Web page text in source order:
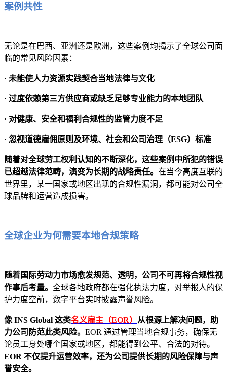
案例共性
无论是在巴西、亚洲还是欧洲，这些案例均揭示了全球公司面
临的常见风险因素：
· 未能使人力资源实践契合当地法律与文化
· 过度依赖第三方供应商或缺乏足够专业能力的本地团队
· 对健康、安全和福利合规性的监管力度不足
· 忽视道德雇佣原则及环境、社会和公司治理（ESG）标准
随着对全球劳工权利认知的不断深化，这些案例中所犯的错误
已超越法律范畴，演变为长期的战略责任。 在当今高度互联的
世界里，某一国家或地区出现的合规性漏洞，都可能对公司全
球品牌和运营造成损害。
全球企业为何需要本地合规策略
随着国际劳动力市场愈发规范、透明，公司不可再将合规性视
作事后考量。 全球各地政府都在强化执法力度，对举报人的保
护力度空前，数字平台实时披露声誉风险。
像 INS Global 这类名义雇主（EOR） 从根源上解决问题，助
力公司防范此类风险。 EOR 通过管理当地合规事务，确保无
论员工身处哪个国家或地区，都能得到公平、合法的对待。
EOR 不仅提升运营效率，还为公司提供长期的风险保障与声
誉安全。